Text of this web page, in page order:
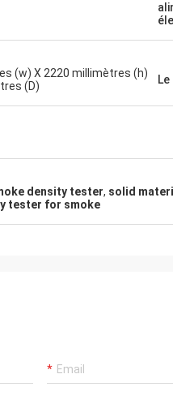
(w) X 2220 millimètres (h)
(D)
density tester, solid
tester for smoke